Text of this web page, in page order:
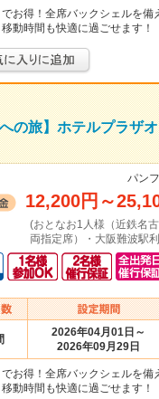
お得！全席バックシェルを備
動時間も快適に過ごせます！
の旅】ホテルプラ
パン
12,200円 ～
(おとなお1人様（近鉄名
両指定席）・大阪難波駅
2026年04月01日～
2026年09月29日
お得！全席バックシェルを備
動時間も快適に過ごせます！